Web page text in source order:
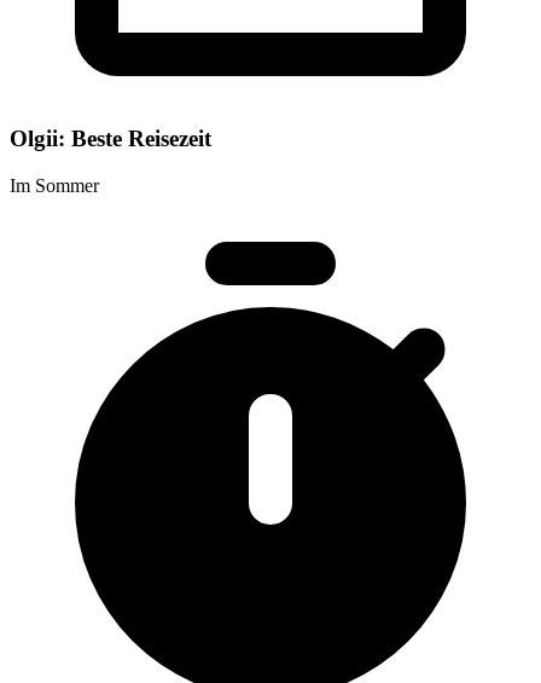
Olgii: Beste Reisezeit
Im Sommer